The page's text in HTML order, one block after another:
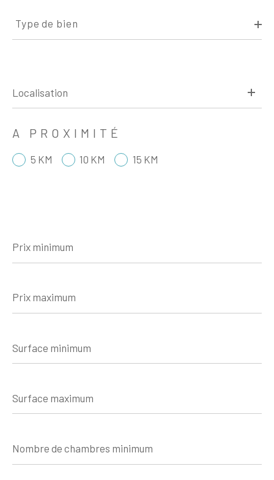
de
bien
Type de bien
A PROXIMITÉ
5 KM 10 KM 15 KM
minimum
maximum
minimum
maximum
de
chambres
minimum